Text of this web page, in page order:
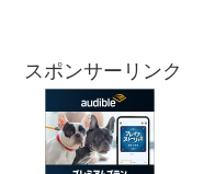
スポンサーリンク